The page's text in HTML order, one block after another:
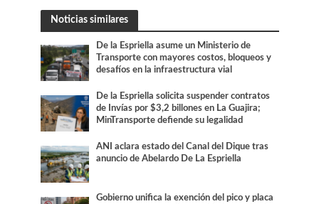
Noticias similares
De la Espriella asume un Ministerio de
Transporte con mayores costos, bloqueos y
desafíos en la infraestructura vial
De la Espriella solicita suspender contratos
de Invías por $3,2 billones en La Guajira;
MinTransporte defiende su legalidad
ANI aclara estado del Canal del Dique tras
anuncio de Abelardo De La Espriella
Gobierno unifica la exención del pico y placa